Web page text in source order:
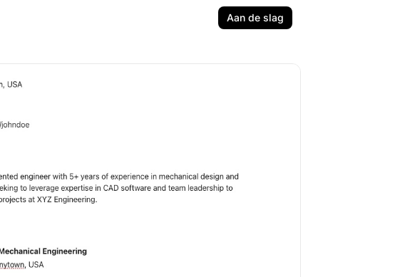
Aan de slag